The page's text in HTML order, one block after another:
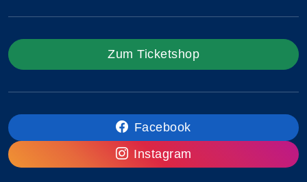
Zum Ticketshop
Facebook
Instagram